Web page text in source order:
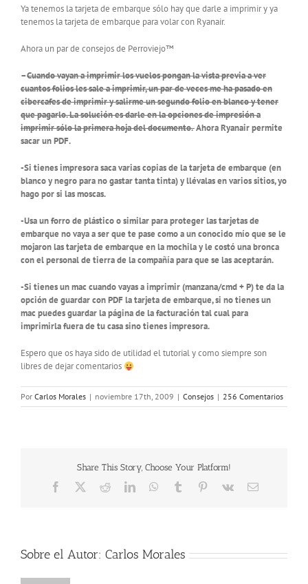
Ya tenemos la tarjeta de embarque sólo hay que darle a imprimir y ya
tenemos la tarjeta de embarque para volar con Ryanair.
Ahora un par de consejos de Perroviejo™
–Cuando vayan a imprimir los vuelos pongan la vista previa a ver
cuantos folios les sale a imprimir, un par de veces me ha pasado en
cibercafes de imprimir y salirme un segundo folio en blanco y tener
que pagarlo. La solución es darle en la opciones de impresión a
imprimir sólo la primera hoja del documento.Ahora Ryanair permite
sacar un PDF.
-Si tienes impresora saca varias copias de la tarjeta de embarque (en
blanco y negro para no gastar tanta tinta) y llévalas en varios sitios, yo
hago por si las moscas.
-Usa un forro de plástico o similar para proteger las tarjetas de
embarque no vaya a ser que te pase como a un conocido mío que se le
mojaron las tarjeta de embarque en la mochila y le costó una bronca
con el personal de tierra de la compañía para que se las aceptarán.
-Si tienes un mac cuando vayas a imprimir (manzana/cmd + P) te da la
opción de guardar con PDF la tarjeta de embarque, si no tienes un
mac puedes guardar la página de la facturación tal cual para
imprimirla fuera de tu casa sino tienes impresora.
Espero que os haya sido de utilidad el tutorial y como siempre son
libres de dejar comentarios
Por Carlos Morales | noviembre 17th, 2009 | Consejos | 256 Comentarios
Share This Story, Choose Your Platform!
Facebook RedditLinkedInWhatsApp
Tumblr Pinterest
Vk
Correo
Sobre el Autor: Carlos Morales